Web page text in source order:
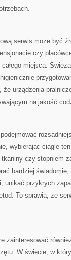
serwis może być
czy
miejsca.
urządzenia
na jakość
wybierając ciągle
czy stopniem
bardziej
przykrych
To sprawia, że
zainteresować
W świecie, w